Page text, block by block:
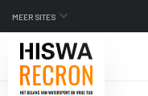
MEER SITES